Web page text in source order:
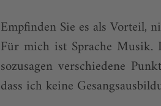
Empfinden Sie es als Vorteil,
Für mich ist Sprache Musik.
sozusagen verschiedene
dass ich keine